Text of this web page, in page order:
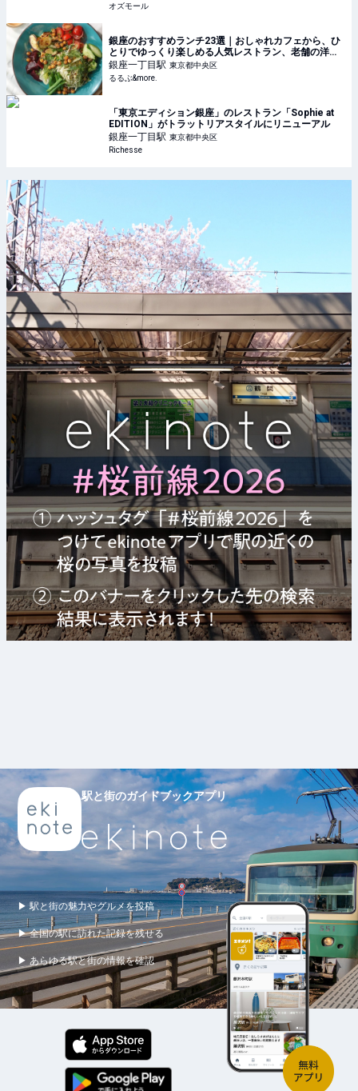
オズモール
銀座のおすすめランチ23選｜おしゃれカフェから、ひ
とりでゆっくり楽しめる人気レストラン、老舗の洋
食・和食まで！｜るるぶ&more.
銀座一丁目駅 東京都中央区
るるぶ&more.
「東京エディション銀座」のレストラン「Sophie at
EDITION」がトラットリアスタイルにリニューアル
銀座一丁目駅 東京都中央区
Richesse
駅と街のガイドブックアプリ
▶ 駅と街の魅力やグルメを投稿
▶ 全国の駅に訪れた記録を残せる
▶ あらゆる駅と街の情報を確認